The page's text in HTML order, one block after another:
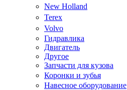
New Holland
Terex
Volvo
Гидравлика
Двигатель
Другое
Запчасти для кузова
Коронки и зубья
Навесное оборудование